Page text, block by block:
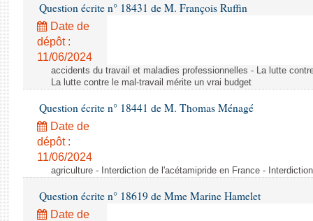
Question écrite n° 18431 de M. François Ruffin
Date de
dépôt :
11/06/2024
accidents du travail et maladies professionnelles - La lutte
La lutte contre le mal-travail mérite un vrai budget
Question écrite n° 18441 de M. Thomas Ménagé
Date de
dépôt :
11/06/2024
agriculture - Interdiction de l'acétamipride en France -
Question écrite n° 18619 de Mme Marine Hamelet
Date de